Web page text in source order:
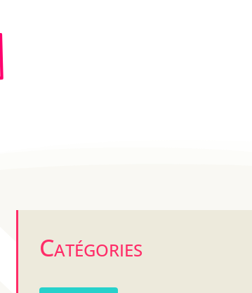
Catégories